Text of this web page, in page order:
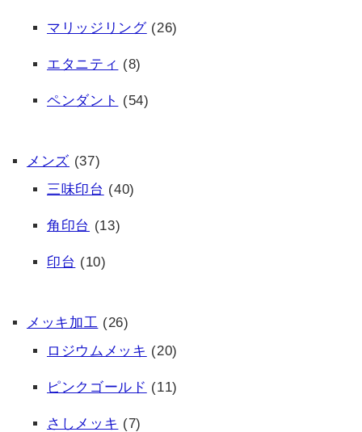
マリッジリング(26)
エタニティ (8)
ペンダント (54)
メンズ (37)
三味印台 (40)
角印台 (13)
印台 (10)
メッキ加工 (26)
ロジウムメッキ (20)
ピンクゴールド (11)
さしメッキ (7)